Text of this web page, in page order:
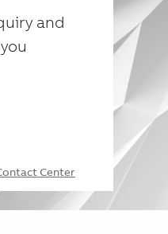
and
Center